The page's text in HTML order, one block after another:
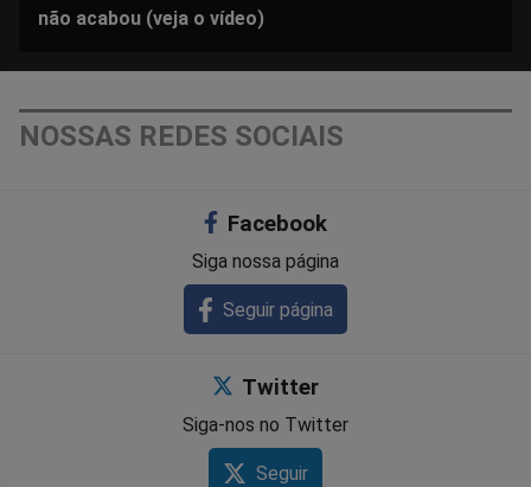
não acabou (veja o vídeo)
NOSSAS REDES SOCIAIS
Facebook
Siga nossa página
Seguir página
Twitter
Siga-nos no Twitter
Seguir